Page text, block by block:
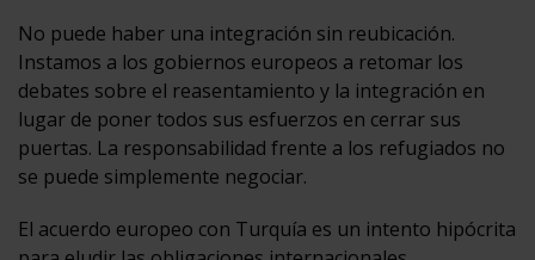
No puede haber una integración sin reubicación.
Instamos a los gobiernos europeos a retomar los
debates sobre el reasentamiento y la integración en
lugar de poner todos sus esfuerzos en cerrar sus
puertas. La responsabilidad frente a los refugiados no
se puede simplemente negociar.
El acuerdo europeo con Turquía es un intento hipócrita